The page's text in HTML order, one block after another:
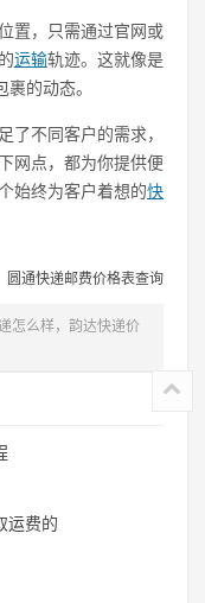
置，只需通过官网或
运输轨迹。这就像是
的动态。
了不同客户的需求，
网点，都为你提供便
始终为客户着想的快
圆通快递邮费价格表查询
怎么样，韵达快递价
运费的